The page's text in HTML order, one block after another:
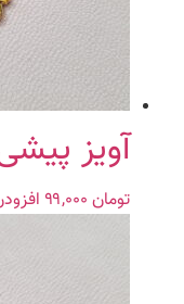
آویز
تومان